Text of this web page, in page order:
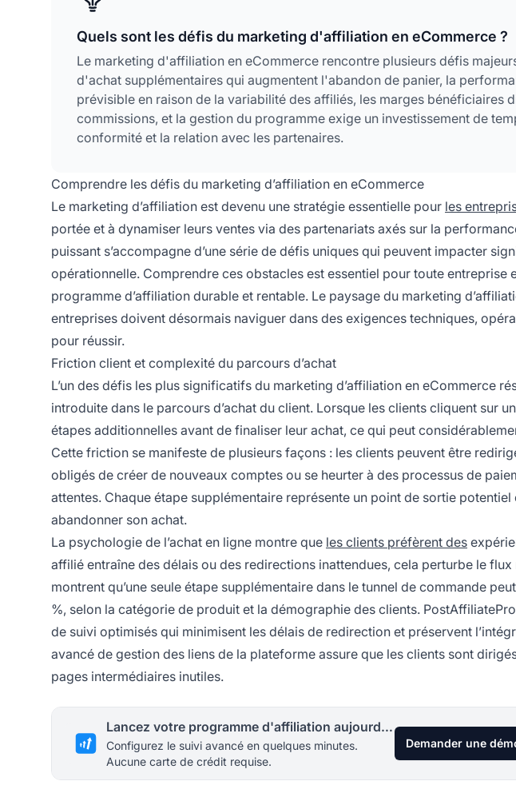
Quels sont les défis du marketing d'affiliation en eCommerce ?
Le marketing d'affiliation en eCommerce rencontre plusieurs défis
d'achat supplémentaires qui augmentent l'abandon de panier, la
prévisible en raison de la variabilité des affiliés, les marges bénéficiaires
commissions, et la gestion du programme exige un investissement de
conformité et la relation avec les partenaires.
Comprendre les défis du marketing d’affiliation en eCommerce
Le marketing d’affiliation est devenu une stratégie essentielle pour les
portée et à dynamiser leurs ventes via des partenariats axés sur la
puissant s’accompagne d’une série de défis uniques qui peuvent impacter
opérationnelle. Comprendre ces obstacles est essentiel pour toute entreprise
programme d’affiliation durable et rentable. Le paysage du marketing
entreprises doivent désormais naviguer dans des exigences techniques,
pour réussir.
Friction client et complexité du parcours d’achat
L’un des défis les plus significatifs du marketing d’affiliation en eCommerce
introduite dans le parcours d’achat du client. Lorsque les clients cliquent sur
étapes additionnelles avant de finaliser leur achat, ce qui peut
Cette friction se manifeste de plusieurs façons : les clients peuvent être
obligés de créer de nouveaux comptes ou se heurter à des processus de
attentes. Chaque étape supplémentaire représente un point de sortie
abandonner son achat.
La psychologie de l’achat en ligne montre que les clients préfèrent des
affilié entraîne des délais ou des redirections inattendues, cela perturbe le flux
montrent qu’une seule étape supplémentaire dans le tunnel de commande
%, selon la catégorie de produit et la démographie des clients.
de suivi optimisés qui minimisent les délais de redirection et préservent
avancé de gestion des liens de la plateforme assure que les clients sont
pages intermédiaires inutiles.
Lancez votre programme d'affiliation aujourd'hui
Configurez le suivi avancé en quelques minutes.
Aucune carte de crédit requise.
Demander une